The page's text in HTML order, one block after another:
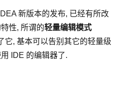
新版本的发布, 已经有所改
性, 所谓的轻量编辑模式
它, 基本可以告别其它的轻量级
IDE 的编辑器了.